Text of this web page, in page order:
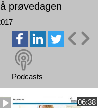
prøvedagen
Podcasts
06:38